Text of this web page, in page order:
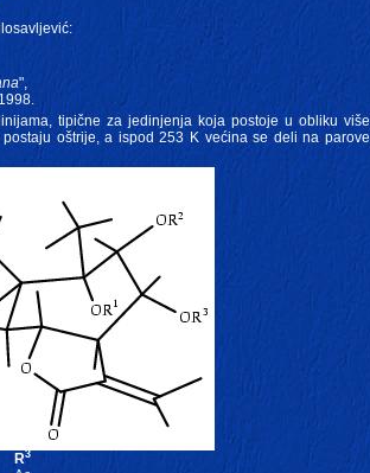
",
tipične za jedinjenja koja postoje u obliku više
oštrije, a ispod 253 K većina se deli na parove
R3